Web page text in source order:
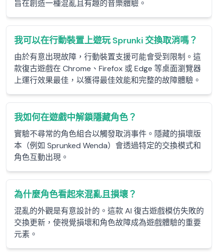
旨在創造一種混亂且有趣的音樂體驗。
我可以在行動裝置上遊玩 Sprunki 交換取消嗎？
由於有意出現故障，行動裝置支援可能會受到限制。這
款復古遊戲在 Chrome、Firefox 或 Edge 等桌面瀏覽器
上運行效果最佳，以獲得最佳效能和完整的故障體驗。
我如何在遊戲中解鎖隱藏角色？
實驗不尋常的角色組合以觸發取消事件。隱藏的損壞版
本（例如 Sprunked Wenda）會透過特定的交換模式和
角色互動出現。
為什麼角色看起來混亂且損壞？
混亂的外觀是有意設計的。這款 AI 復古遊戲模仿失敗的
交換更新，使視覺損壞和角色故障成為遊戲體驗的重要
元素。